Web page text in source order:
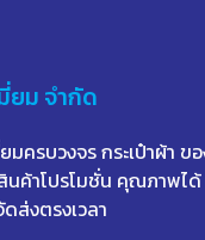
ยม จำกัด
มครบวงจร กระเป๋าผ้า ข
นค้าโปรโมชั่น คุณภาพได้
ส่งตรงเวลา